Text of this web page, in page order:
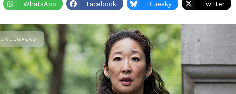
WhatsApp Facebook Bluesky Twitter